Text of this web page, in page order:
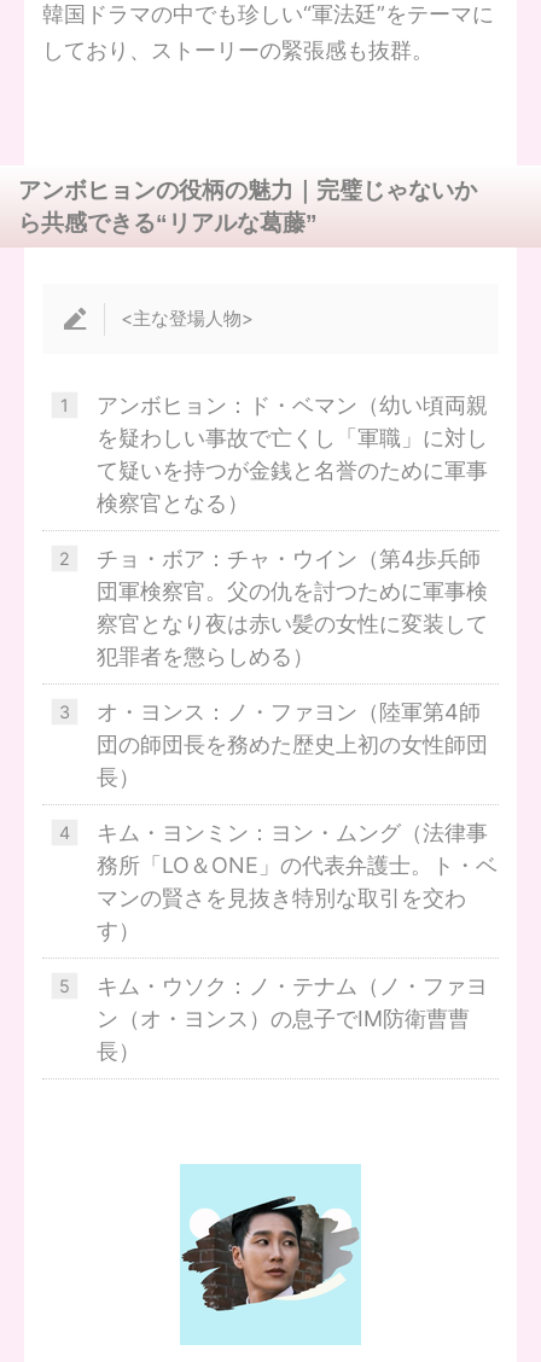
韓国ドラマの中でも珍しい“軍法廷”をテーマに
しており、ストーリーの緊張感も抜群。
アンボヒョンの役柄の魅力｜完璧じゃないか
ら共感できる“リアルな葛藤”
<主な登場人物>
アンボヒョン：ド・ベマン（幼い頃両親
を疑わしい事故で亡くし「軍職」に対し
て疑いを持つが金銭と名誉のために軍事
検察官となる）
チョ・ボア：チャ・ウイン（第4歩兵師
団軍検察官。父の仇を討つために軍事検
察官となり夜は赤い髪の女性に変装して
犯罪者を懲らしめる）
オ・ヨンス：ノ・ファヨン（陸軍第4師
団の師団長を務めた歴史上初の女性師団
長）
キム・ヨンミン：ヨン・ムング（法律事
務所「LO＆ONE」の代表弁護士。ト・ベ
マンの賢さを見抜き特別な取引を交わ
す）
キム・ウソク：ノ・テナム（ノ・ファヨ
ン（オ・ヨンス）の息子でIⅯ防衛曹曹
長）